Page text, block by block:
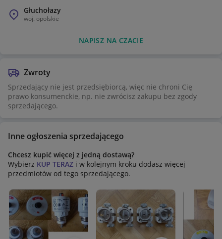
Głuchołazy
woj. opolskie
NAPISZ NA CZACIE
Zwroty
Sprzedający nie jest przedsiębiorcą, więc nie chroni Cię
prawo konsumenckie, np. nie zwrócisz zakupu bez zgody
sprzedającego.
Inne ogłoszenia sprzedającego
Chcesz kupić więcej z jedną dostawą?
Wybierz KUP TERAZ i w kolejnym kroku dodasz więcej
przedmiotów od tego sprzedającego.